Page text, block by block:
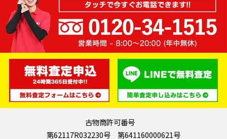
古物商許可番号
第62117R032230号 第641160000621号